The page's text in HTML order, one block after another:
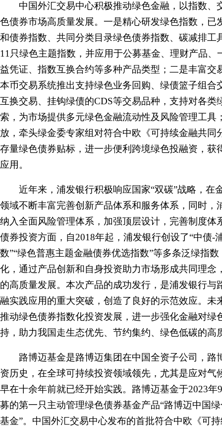
中国外汇交易中心积极推动绿色金融，以指数、
色债券市场高质量发展。一是精心研发绿色指数，已
和债券指数、共同分类目录绿色债券指数、碳减排工
11只绿色主题指数，并应用于公募基金、理财产品、
益凭证、指数互换合约等多种产品类型；二是丰富交
本币交易系统推出支持绿色业务回购、绿债篮子组合
互换交易、挂钩绿债的CDS等交易品种，支持对各类
索，为市场提供多元绿色金融流动性及风险管理工具
放，牵头绿金委专家组对符合中欧《可持续金融共同
存量绿色债券贴标，进一步便利跨境绿色投融资，获
应用。
近年来，浦发银行积极响应国家“双碳”战略，在
领域不断丰富完善创新产品体系和服务体系，同时，
纳入全面风险管理体系，加强顶层设计，完善制度体
债券投资方面，自2018年起，浦发银行创设了“中债-
数”“绿色普惠主题金融债券优选指数”等多条泛绿指
化，通过产品创新和自身投资助力市场形成共同理念
的高质量发展。本次产品的成功发行，是浦发银行与
融实践应用的重大突破，创造了良好的示范效应。未
推动绿色债券指数化投资发展，进一步强化金融对绿
持，助力我国走生态优先、节约集约、绿色低碳的高
路博迈基金是路博迈集团在中国全资子公司，路
资历史，在全球可持续投资领域领先，尤其是应对气
早在十余年前就已经开始实践。路博迈基金于2023年
募的第一只主动管理绿色债券基金产品“路博迈中国
基金”。中国外汇交易中心发布的首批符合中欧《可